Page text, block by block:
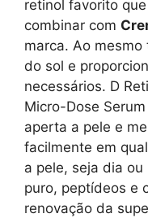
retinol favorito
combinar com
marca. Ao
do sol e
necessários. D
Micro-Dose
aperta a pele e
facilmente em
a pele, seja dia
puro, peptídeos e
renovação da